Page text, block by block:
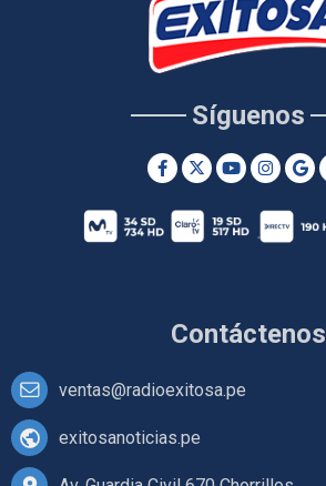
Contáctenos
ventas@radioexitosa.pe
exitosanoticias.pe
Síguenos